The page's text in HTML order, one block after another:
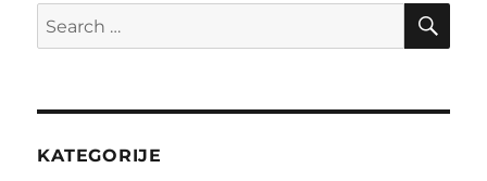
Search
for:
KATEGORIJE